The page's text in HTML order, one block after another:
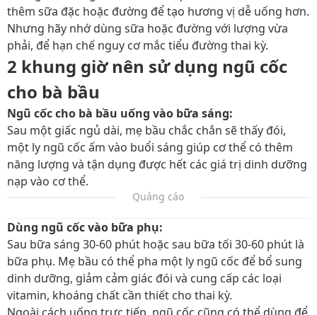
thêm sữa đặc hoặc đường để tạo hương vị dễ uống hơn.
Nhưng hãy nhớ dùng sữa hoặc đường với lượng vừa
phải, để hạn chế nguy cơ mắc tiểu đường thai kỳ.
2 khung giờ nên sử dụng ngũ cốc
cho bà bầu
Ngũ cốc cho bà bầu uống vào bữa sáng:
Sau một giấc ngủ dài, mẹ bầu chắc chắn sẽ thấy đói,
một ly ngũ cốc ấm vào buổi sáng giúp cơ thể có thêm
năng lượng và tận dụng được hết các giá trị dinh dưỡng
nạp vào cơ thể.
Quảng cáo
Dùng ngũ cốc vào bữa phụ:
Sau bữa sáng 30-60 phút hoặc sau bữa tối 30-60 phút là
bữa phụ. Mẹ bầu có thể pha một ly ngũ cốc để bổ sung
dinh dưỡng, giảm cảm giác đói và cung cấp các loại
vitamin, khoáng chất cần thiết cho thai kỳ.